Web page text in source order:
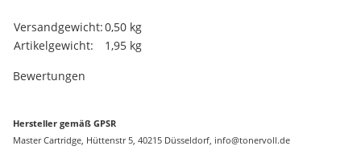
Produkteigenschaft
Wert
Versandgewicht:0,50 kg
Artikelgewicht:
1,95 kg
Bewertungen
Hersteller gemäß GPSR
Master Cartridge, Hüttenstr 5, 40215 Düsseldorf, info@tonervoll.de